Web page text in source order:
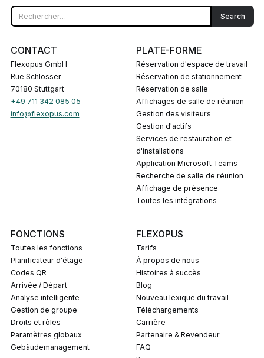
CONTACT
Flexopus GmbH
Rue Schlosser
70180 Stuttgart
+49 711 342 085 05
info@flexopus.com
PLATE-FORME
Réservation d'espace de travail
Réservation de stationnement
Réservation de salle
Affichages de salle de réunion
Gestion des visiteurs
Gestion d'actifs
Services de restauration et
d'installations
Application Microsoft Teams
Recherche de salle de réunion
Affichage de présence
Toutes les intégrations
FONCTIONS
Toutes les fonctions
Planificateur d'étage
Codes QR
Arrivée / Départ
Analyse intelligente
Gestion de groupe
Droits et rôles
Paramètres globaux
Gebäudemanagement
FLEXOPUS
Tarifs
À propos de nous
Histoires à succès
Blog
Nouveau lexique du travail
Téléchargements
Carrière
Partenaire & Revendeur
FAQ